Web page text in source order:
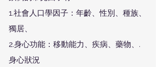
1.社會人口學因子：年齡、性別、種族、
獨居、
2.身心功能：移動能力、疾病、藥物、.
身心狀況